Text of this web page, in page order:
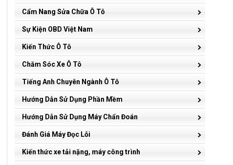
Cẩm Nang Sửa Chữa Ô Tô
Sự Kiện OBD Việt Nam
Kiến Thức Ô Tô
Chăm Sóc Xe Ô Tô
Tiếng Anh Chuyên Ngành Ô Tô
Hướng Dẫn Sử Dụng Phần Mềm
Hướng Dẫn Sử Dụng Máy Chẩn Đoán
Đánh Giá Máy Đọc Lỗi
Kiến thức xe tải nặng, máy công trình